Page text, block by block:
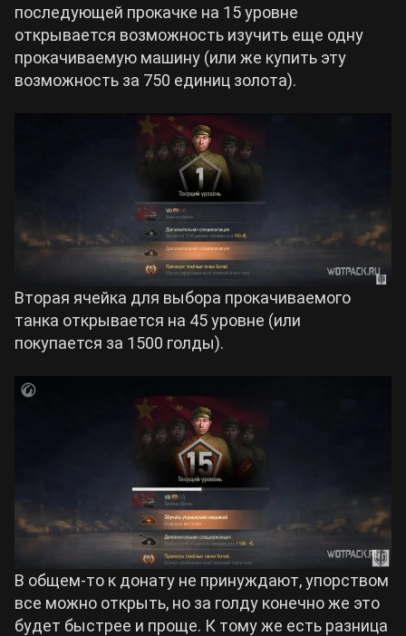
последующей прокачке на 15 уровне
открывается возможность изучить еще одну
прокачиваемую машину (или же купить эту
возможность за 750 единиц золота).
Вторая ячейка для выбора прокачиваемого
танка открывается на 45 уровне (или
покупается за 1500 голды).
В общем-то к донату не принуждают, упорством
все можно открыть, но за голду конечно же это
будет быстрее и проще. К тому же есть разница